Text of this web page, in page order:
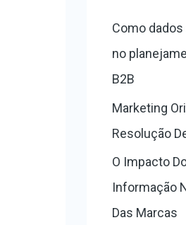
s
r
Como
no
B2B
Marketing
Resolução
O Impacto
Informação
Das Marcas